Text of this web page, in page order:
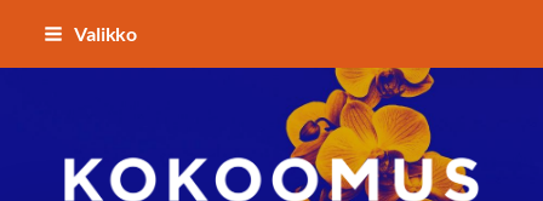
Siirry
sisältöön
Valikko
Kokoomuksen